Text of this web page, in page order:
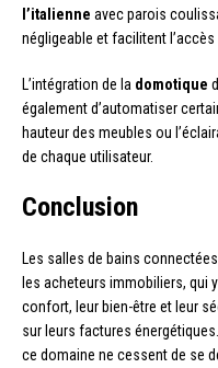
l’italienne avec parois
négligeable et facilitent
L’intégration de la domotique
également d’automatiser
hauteur des meubles ou
de chaque utilisateur.
Conclusion
Les salles de bains
les acheteurs immobiliers, qui
confort, leur bien-être et leur
sur leurs factures
ce domaine ne cessent de se